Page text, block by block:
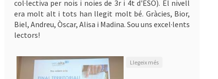
col·lectiva per nois i noies de 3r i 4t d'ESO). El nivell
era molt alt i tots han llegit molt bé. Gràcies, Bior,
Biel, Andreu, Òscar, Alisa i Madina. Sou uns excel·lents
lectors!
Llegeix méssobre Nova edició del